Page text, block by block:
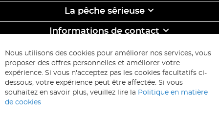
La pêche sêrieuse
Informations de contact
ABONNEZ-VOUS & ECONOMISEZ
Inscription
à
d’information
:
Inscription
Nous utilisons des cookies pour améliorer nos services, vous
proposer des offres personnelles et améliorer votre
expérience. Si vous n'acceptez pas les cookies facultatifs ci-
dessous, votre expérience peut être affectée. Si vous
souhaitez en savoir plus, veuillez lire la Politique en matière
de cookies